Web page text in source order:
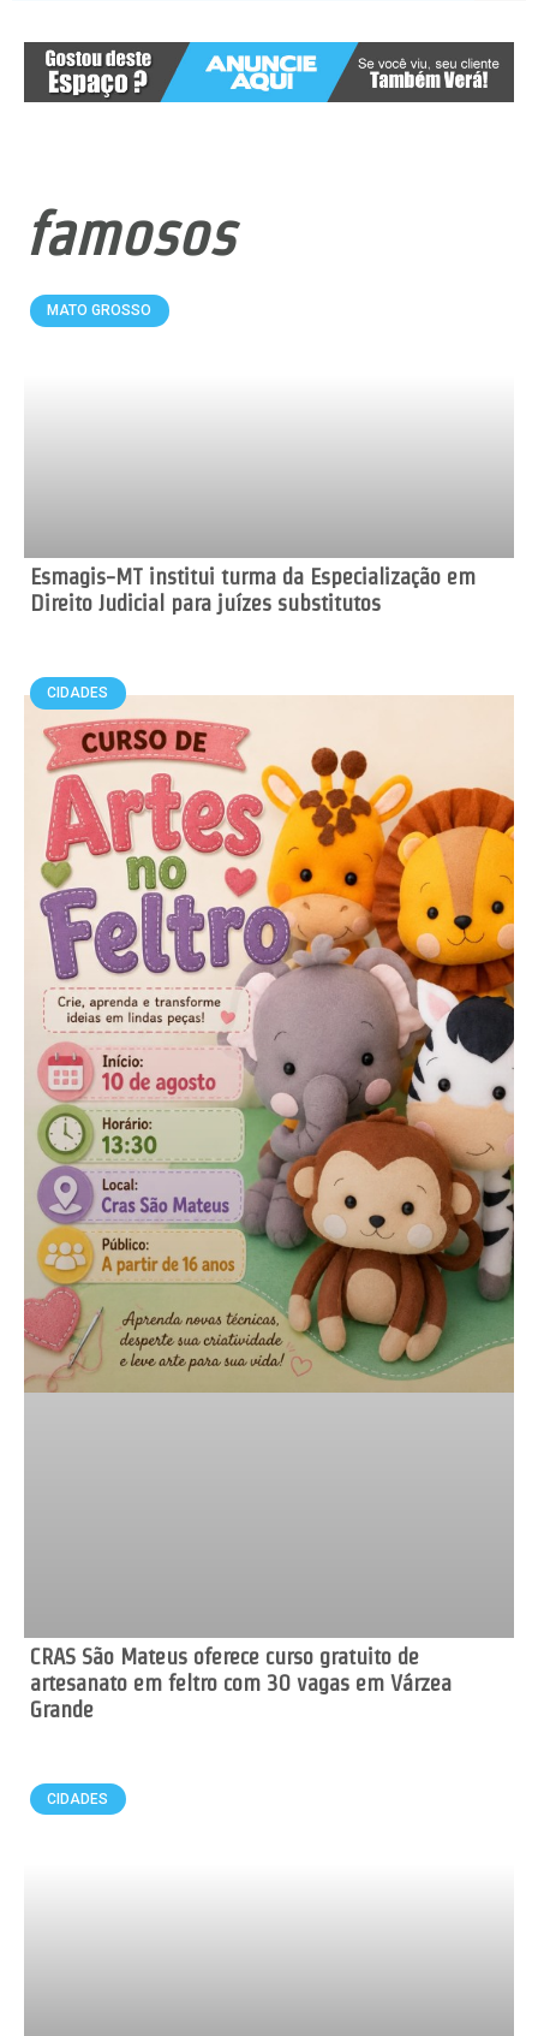
famosos
MATO GROSSO
Esmagis-MT institui turma da Especialização em
Direito Judicial para juízes substitutos
CIDADES
CRAS São Mateus oferece curso gratuito de
artesanato em feltro com 30 vagas em Várzea
Grande
CIDADES